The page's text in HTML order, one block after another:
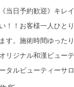
《当日予約歓迎》キレ
い！！お客様一人ひと
ます。施術時間ゆった
オリジナル和漢ビュー
ータルビューティーサ